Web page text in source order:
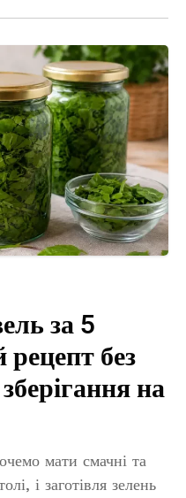
за 5
без
на
мати смачні та
і заготівля зелень